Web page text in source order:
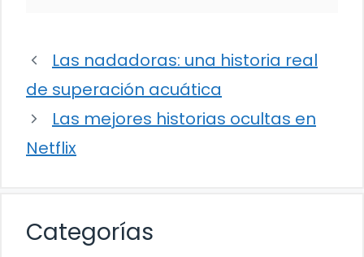
Las nadadoras: una historia real
de superación acuática
Las mejores historias ocultas en
Netflix
Categorías